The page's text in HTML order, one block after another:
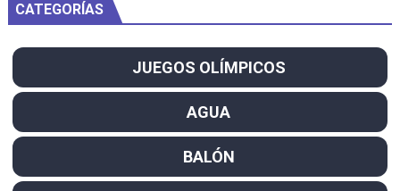
CATEGORÍAS
JUEGOS OLÍMPICOS
AGUA
BALÓN